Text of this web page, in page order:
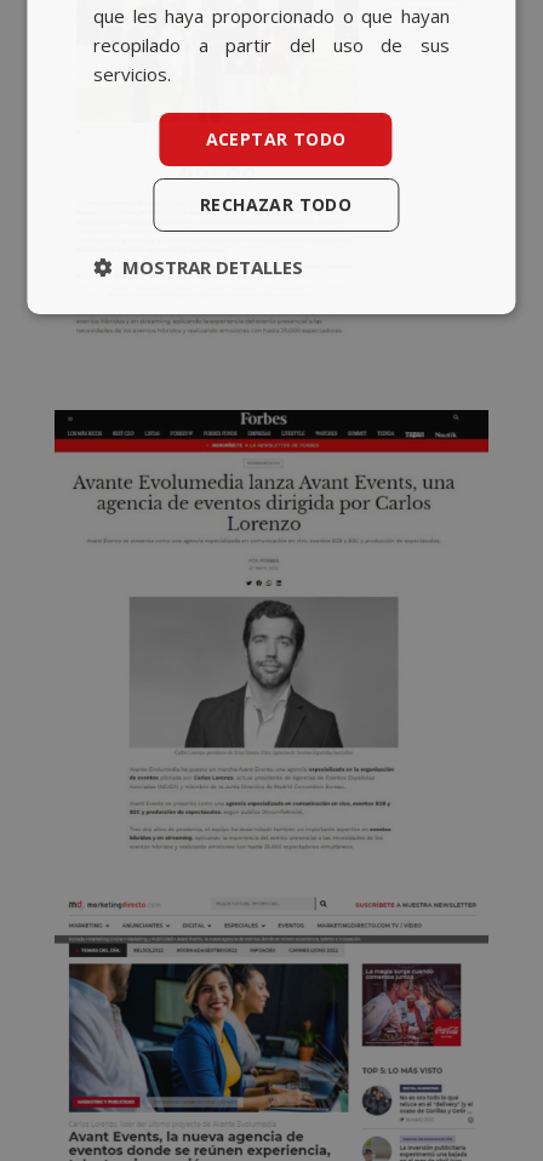
que les haya proporcionado o que hayan
recopilado a partir del uso de sus
servicios.
ACEPTAR TODO
RECHAZAR TODO
MOSTRAR DETALLES